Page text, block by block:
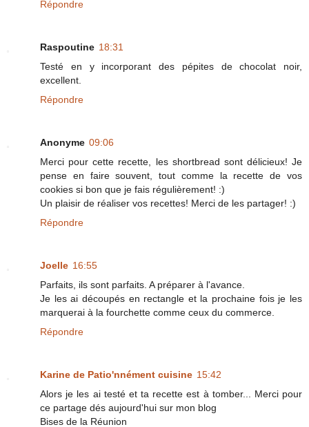
Répondre
Raspoutine 18:31
Testé en y incorporant des pépites de chocolat noir,
excellent.
Répondre
Anonyme 09:06
Merci pour cette recette, les shortbread sont délicieux! Je
pense en faire souvent, tout comme la recette de vos
cookies si bon que je fais régulièrement! :)
Un plaisir de réaliser vos recettes! Merci de les partager! :)
Répondre
Joelle 16:55
Parfaits, ils sont parfaits. A préparer à l'avance.
Je les ai découpés en rectangle et la prochaine fois je les
marquerai à la fourchette comme ceux du commerce.
Répondre
Karine de Patio'nnément cuisine 15:42
Alors je les ai testé et ta recette est à tomber... Merci pour
ce partage dés aujourd'hui sur mon blog
Bises de la Réunion